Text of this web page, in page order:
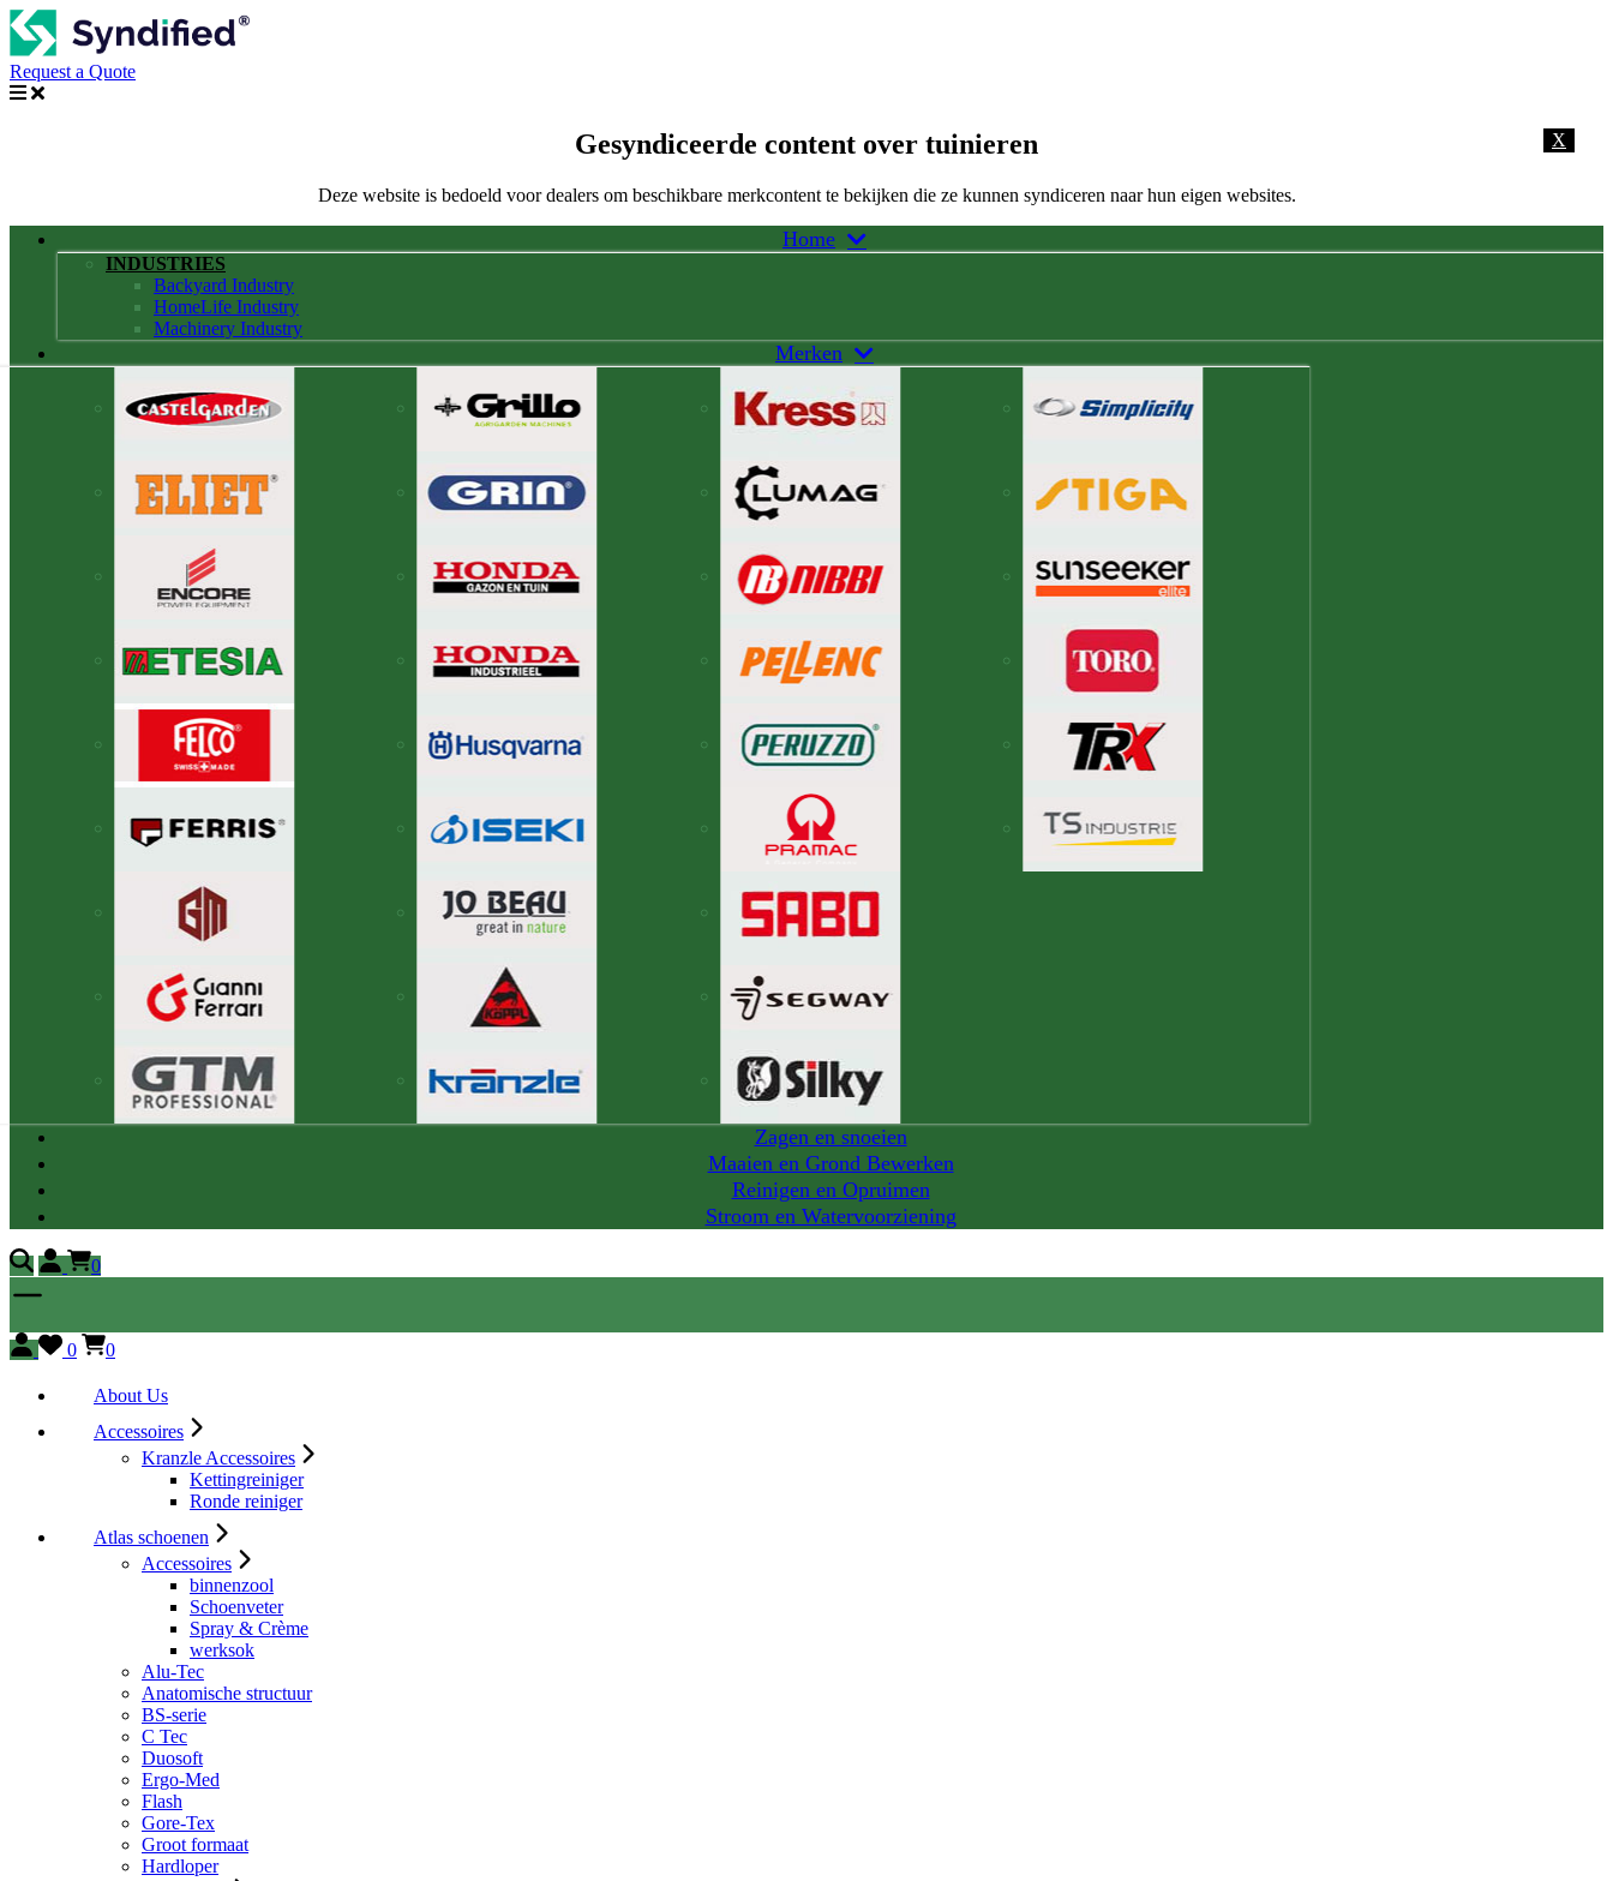
Request a Quote
X
Gesyndiceerde content over tuinieren
Deze website is bedoeld voor dealers om beschikbare merkcontent te bekijken die ze kunnen syndiceren naar hun eigen websites.
Home
INDUSTRIES
Backyard Industry
HomeLife Industry
Machinery Industry
Merken
Zagen en snoeien
Maaien en Grond Bewerken
Reinigen en Opruimen
Stroom en Watervoorziening
0
0 0
About Us
Accessoires
Kranzle Accessoires
Kettingreiniger
Ronde reiniger
Atlas schoenen
Accessoires
binnenzool
Schoenveter
Spray & Crème
werksok
Alu-Tec
Anatomische structuur
BS-serie
C Tec
Duosoft
Ergo-Med
Flash
Gore-Tex
Groot formaat
Hardloper